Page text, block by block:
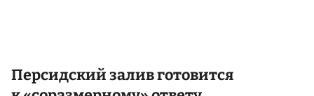
Персидский залив готовится